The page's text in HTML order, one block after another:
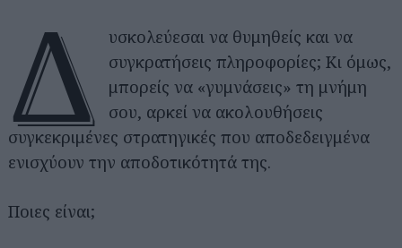
Δ
υσκολεύεσαι να θυμηθείς και να
συγκρατήσεις πληροφορίες; Κι όμως,
μπορείς να «γυμνάσεις» τη μνήμη
σου, αρκεί να ακολουθήσεις
συγκεκριμένες στρατηγικές που αποδεδειγμένα
ενισχύουν την αποδοτικότητά της.
Ποιες είναι;